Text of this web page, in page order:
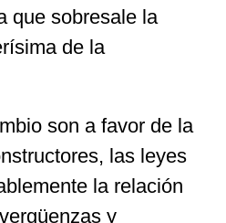
que sobresale la
de la
son a favor de la
las leyes
la relación
y